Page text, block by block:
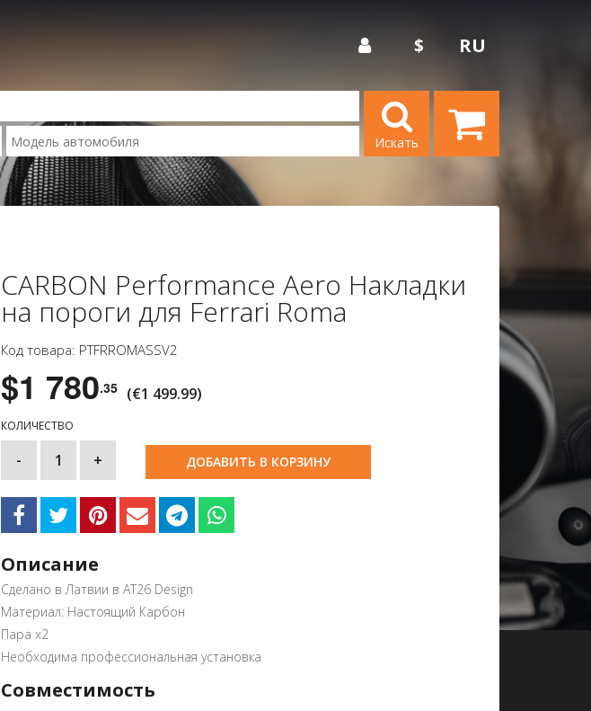
$ RU
Искать
CARBON Performance Aero Накладки
на пороги для Ferrari Roma
Код товара: PTFRROMASSV2
$1 780.35 (€1 499.99)
ДОБАВИТЬ В КОРЗИНУ
КОЛИЧЕСТВО
- 1 +
Описание
Сделано в Латвии в AT26 Design
Материал: Настоящий Карбон
Пара x2
Необходима профессиональная установка
Совместимость